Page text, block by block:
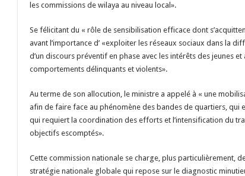
les commissions de wilaya au niveau local».
Se félicitant du « rôle de sensibilisation efficace dont
avant l’importance d’ «exploiter les réseaux sociaux dans la
d’un discours préventif en phase avec les intérêts des jeunes
comportements délinquants et violents».
Au terme de son allocution, le ministre a appelé à « une
afin de faire face au phénomène des bandes de quartiers, qui
qui requiert la coordination des efforts et l’intensification du
objectifs escomptés».
Cette commission nationale se charge, plus particulièrement,
stratégie nationale globale qui repose sur le diagnostic